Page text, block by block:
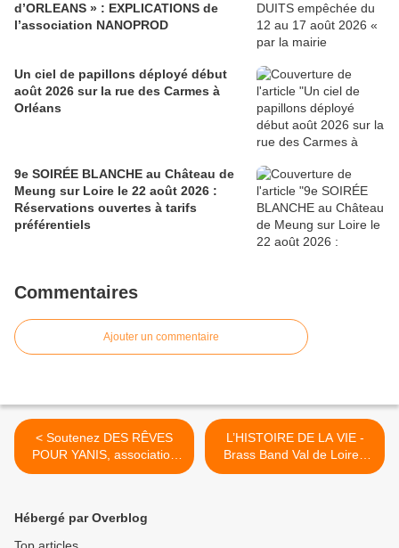
d’ORLEANS » : EXPLICATIONS de
l’association NANOPROD
Un ciel de papillons déployé début
août 2026 sur la rue des Carmes à
Orléans
9e SOIRÉE BLANCHE au Château de
Meung sur Loire le 22 août 2026 :
Réservations ouvertes à tarifs
préférentiels
Commentaires
Ajouter un commentaire
< Soutenez DES RÊVES
POUR YANIS, association
au service des enfants
L’HISTOIRE DE LA VIE -
Brass Band Val de Loire /
Ensemble vocal Ephémères
Hébergé par Overblog